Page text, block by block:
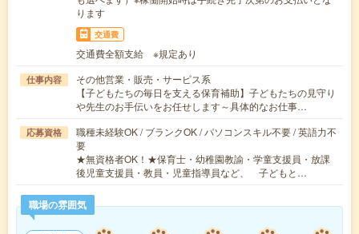
ります
交通費
交通費全額支給 ※規定あり
仕事内容
その他営業・販売・サービス系
【子どもたちの毎日を支える保育補助】子どもたちの見守り
や先生のお手伝いをお任せします～具体的なお仕事…
応募資格
職種未経験OK / ブランクOK / パソコンスキル不要 / 英語力不
要
★無資格者OK！★保育士・幼稚園教諭・学童支援員・放課
後児童支援員・教員・児童指導員など、 子どもと…
職場の雰囲気